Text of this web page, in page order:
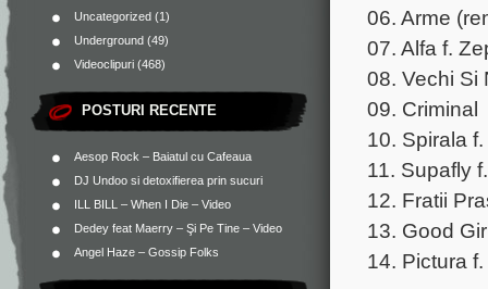
Uncategorized (1)
Underground (49)
Videoclipuri (468)
POSTURI RECENTE
Aesop Rock – Baiatul cu Cafeaua
DJ Undoo si detoxifierea prin sucuri
ILL BILL – When I Die – Video
Dedey feat Maerry – Şi Pe Tine – Video
Angel Haze – Gossip Folks
06. Arme
07. Alfa f.
08. Vechi Si
09. Criminal
10. Spirala
11. Supafly
12. Fratii
13. Good
14. Pictura f.